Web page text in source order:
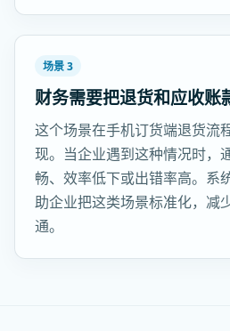
场景 3
财务需要把退货和应收账
这个场景在手机订货端退货流
现。当企业遇到这种情况时，
畅、效率低下或出错率高。系
助企业把这类场景标准化，减
通。